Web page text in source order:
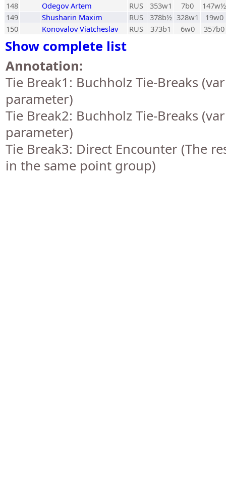
148
Odegov Artem RUS 353w1 7b0
147w½
149
Shusharin Maxim RUS 378b½ 328w1
19w0
150
Konovalov Viatcheslav RUS 373b1 6w0 357b0
Show complete list
Annotation:
Tie Break1: Buchholz Tie-Breaks
parameter)
Tie Break2: Buchholz Tie-Breaks
parameter)
Tie Break3: Direct Encounter (The
in the same point group)